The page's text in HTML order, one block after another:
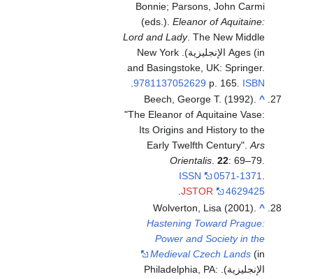
Bonnie; Parsons, John Carmi
(eds.).Eleanor of Aquitaine:
Lord and Lady. The New Middle
Ages (in الإنجليزية). New York
and Basingstoke, UK: Springer.
p. 165. ISBN
9781137052629
.
^
Beech, George T. (1992).
"The Eleanor of Aquitaine Vase:
Its Origins and History to the
Early Twelfth Century".Ars
Orientalis.22: 69–79.
ISSN
0571-1371.
JSTOR
4629425
.
^
Wolverton, Lisa (2001).
Hastening Toward Prague:
Power and Society in the
Medieval Czech Lands (in
الإنجليزية). Philadelphia, PA: